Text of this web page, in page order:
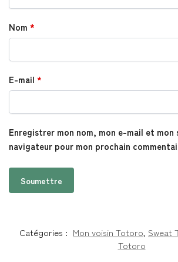
Nom *
E-mail *
Enregistrer mon nom, mon e-mail et mon
navigateur pour mon prochain
Catégories : Mon voisin Totoro, Sweat
Totoro